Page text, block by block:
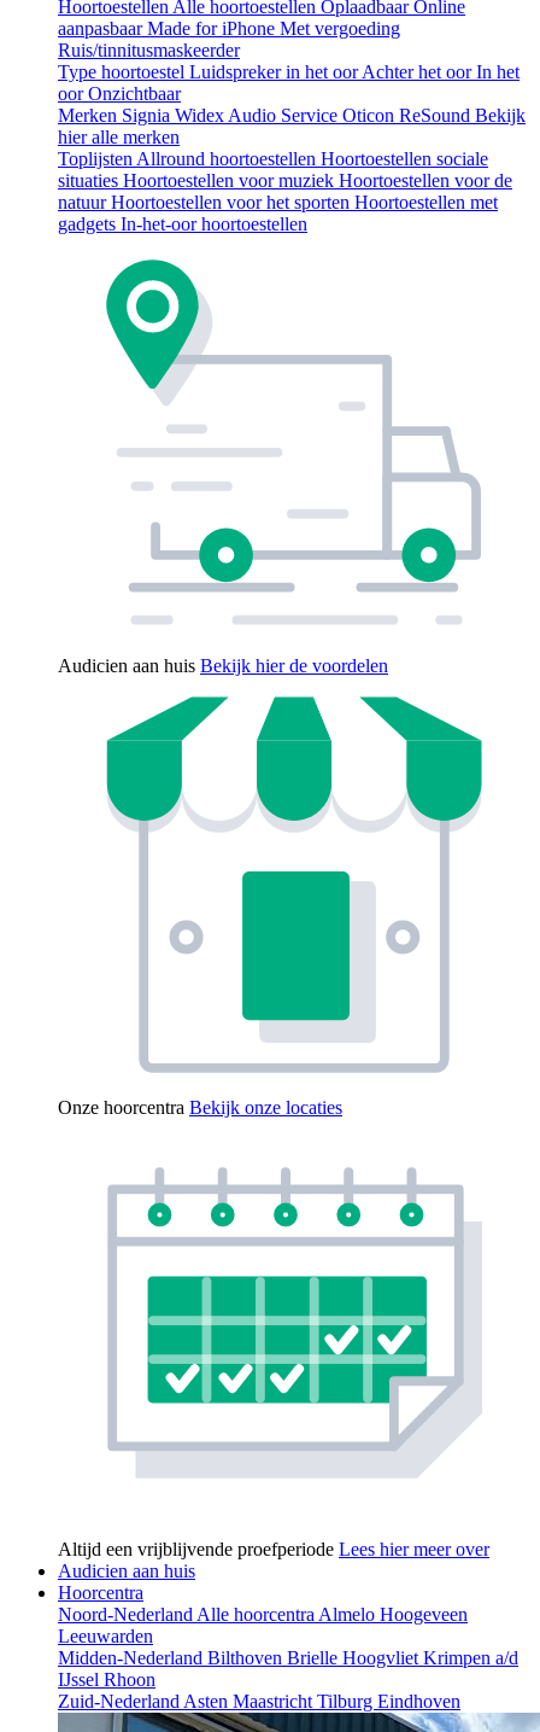
HoortoestellenAlle hoortoestellen OplaadbaarOnline
aanpasbaarMade for iPhone Met vergoeding
Ruis/tinnitusmaskeerder
Type hoortoestel Luidspreker in het oorAchter het oorIn het
oorOnzichtbaar
Merken Signia WidexAudio Service Oticon ReSound Bekijk
hier alle merken
ToplijstenAllround hoortoestellen Hoortoestellen sociale
situaties Hoortoestellen voor muziek Hoortoestellen voor de
natuurHoortoestellen voor het sporten Hoortoestellen met
gadgets In-het-oor hoortoestellen
Audicien aan huis Bekijk hier de voordelen
Onze hoorcentra Bekijk onze locaties
Altijd een vrijblijvende proefperiode Lees hier meer over
Audicien aan huis
Hoorcentra
Noord-NederlandAlle hoorcentraAlmelo Hoogeveen
Leeuwarden
Midden-Nederland Bilthoven Brielle HoogvlietKrimpen a/d
IJssel Rhoon
Zuid-NederlandAsten MaastrichtTilburg Eindhoven